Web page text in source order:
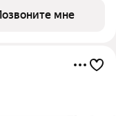
в 8 и 9 этажей.
мне